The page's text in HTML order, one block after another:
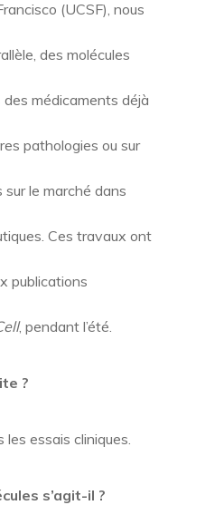
(UCSF), nous
des molécules
médicaments déjà
pathologies ou sur
sur le marché dans
Ces travaux ont
publications
, pendant l’été.
?
les essais cliniques.
s’agit-il ?